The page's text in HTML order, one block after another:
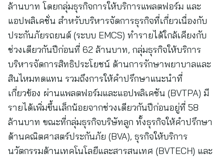
ล้านบาท โดยกลุ่มธุรกิจการให้บริการแพลตฟอร์ม และ
แอปพลิเคชั่น สำหรับบริหารจัดการธุรกิจที่เกี่ยวเนื่องกับ
ประกันภัยรถยนต์ (ระบบ EMCS) ทำรายได้ใกล้เคียงกับ
ช่วงเดียวกันปีก่อนที่ 62 ล้านบาท, กลุ่มธุรกิจให้บริการ
บริหารจัดการสิทธิประโยชน์ ด้านการรักษาพยาบาลและ
สินไหมทดแทน รวมถึงการให้คำปรึกษาแนะนำที่
เกี่ยวข้อง ผ่านแพลตฟอร์มและแอปพลิเคชัน (BVTPA) มี
รายได้เพิ่มขึ้นเล็กน้อยจากช่วงเดียวกันปีก่อนอยู่ที่ 58
ล้านบาท ขณะที่กลุ่มธุรกิจบริษัทลูก ทั้งธุรกิจให้คำปรึกษา
ด้านคณิตศาสตร์ประกันภัย (BVA), ธุรกิจให้บริการ
นวัตกรรมด้านเทคโนโลยีและสารสนเทศ (BVTECH) และ